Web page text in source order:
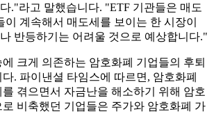
."라고 말했습니다. "ETF 기관들은 매도
계속해서 매도세를 보이는 한 시장이
반등하기는 어려울 것으로 예상합니다."
크게 의존하는 암호화폐 기업들의 후퇴
. 파이낸셜 타임스에 따르면, 암호화폐
겪으면서 자금난을 해소하기 위해 암호
비축했던 기업들은 주가와 암호화폐 가